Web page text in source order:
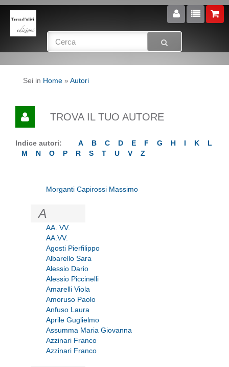
Sei in Home » Autori
TROVA IL TUO AUTORE
Indice autori: A B C D E F G H I K
L
M
N O P R S T U V Z
Morganti Capirossi Massimo
A
AA. VV.
AA.VV.
Agosti Pierfilippo
Albarello Sara
Alessio Dario
Alessio Piccinelli
Amarelli Viola
Amoruso Paolo
Anfuso Laura
Aprile Guglielmo
Assumma Maria Giovanna
Azzinari Franco
Azzinari Franco